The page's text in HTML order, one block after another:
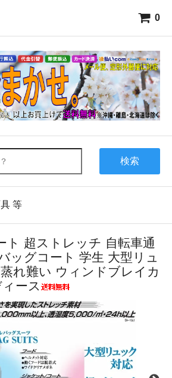
0
検索
等
ト 超ストレッチ 自転車通
ッグコート 学生 大型リュ
れ難い ウィンドブレイカ
ース